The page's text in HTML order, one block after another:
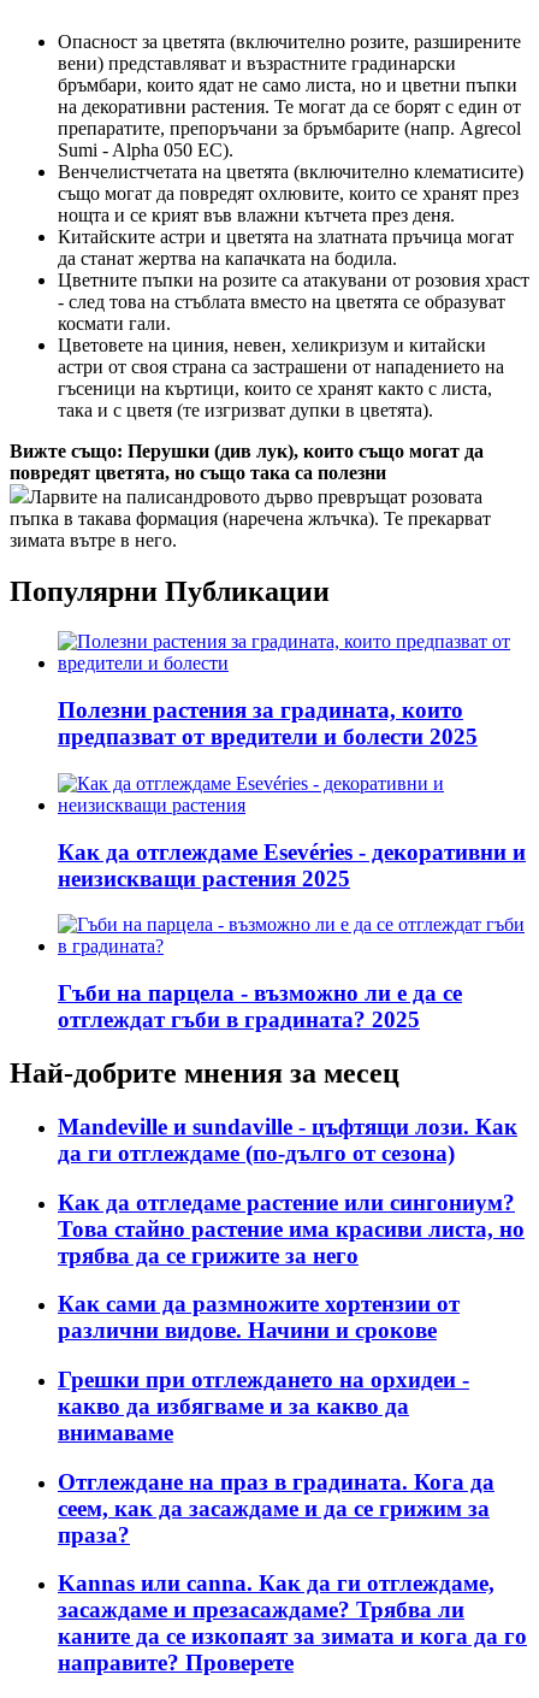
Опасност за цветята (включително розите, разширените
вени) представляват и възрастните градинарски
бръмбари, които ядат не само листа, но и цветни пъпки
на декоративни растения. Те могат да се борят с един от
препаратите, препоръчани за бръмбарите (напр. Agrecol
Sumi - Alpha 050 EC).
Венчелистчетата на цветята (включително клематисите)
също могат да повредят охлювите, които се хранят през
нощта и се крият във влажни кътчета през деня.
Китайските астри и цветята на златната пръчица могат
да станат жертва на капачката на бодила.
Цветните пъпки на розите са атакувани от розовия храст
- след това на стъблата вместо на цветята се образуват
космати гали.
Цветовете на циния, невен, хеликризум и китайски
астри от своя страна са застрашени от нападението на
гъсеници на къртици, които се хранят както с листа,
така и с цветя (те изгризват дупки в цветята).
Вижте също: Перушки (див лук), които също могат да
повредят цветята, но също така са полезни
Ларвите на палисандровото дърво превръщат розовата
пъпка в такава формация (наречена жлъчка). Те прекарват
зимата вътре в него.
Популярни Публикации
Полезни растения за градината, които
предпазват от вредители и болести 2025
Как да отглеждаме Esevéries - декоративни и
неизискващи растения 2025
Гъби на парцела - възможно ли е да се
отглеждат гъби в градината? 2025
Най-добрите мнения за месец
Mandeville и sundaville - цъфтящи лози. Как
да ги отглеждаме (по-дълго от сезона)
Как да отгледаме растение или сингониум?
Това стайно растение има красиви листа, но
трябва да се грижите за него
Как сами да размножите хортензии от
различни видове. Начини и срокове
Грешки при отглеждането на орхидеи -
какво да избягваме и за какво да
внимаваме
Отглеждане на праз в градината. Кога да
сеем, как да засаждаме и да се грижим за
праза?
Kannas или canna. Как да ги отглеждаме,
засаждаме и презасаждаме? Трябва ли
каните да се изкопаят за зимата и кога да го
направите? Проверете